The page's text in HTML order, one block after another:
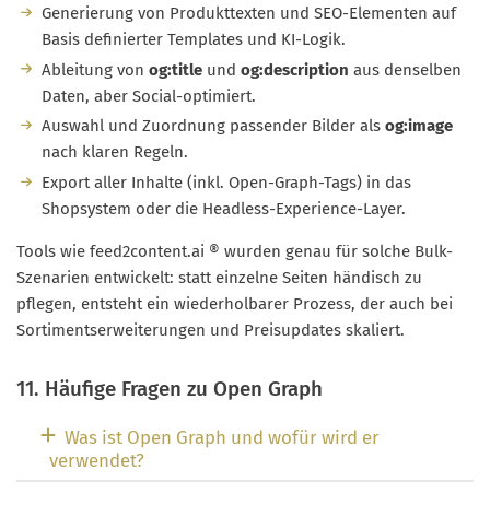
Generierung von Produkttexten und SEO-Elementen auf
Basis definierter Templates und KI-Logik.
Ableitung von og:titleund og:description aus denselben
Daten, aber Social-optimiert.
Auswahl und Zuordnung passender Bilder als og:image
nach klaren Regeln.
Export aller Inhalte (inkl. Open-Graph-Tags) in das
Shopsystem oder die Headless-Experience-Layer.
Tools wie feed2content.ai ® wurden genau für solche Bulk-
Szenarien entwickelt: statt einzelne Seiten händisch zu
pflegen, entsteht ein wiederholbarer Prozess, der auch bei
Sortimentserweiterungen und Preisupdates skaliert.
11. Häufige Fragen zu Open Graph
Was ist Open Graph und wofür wird er
verwendet?